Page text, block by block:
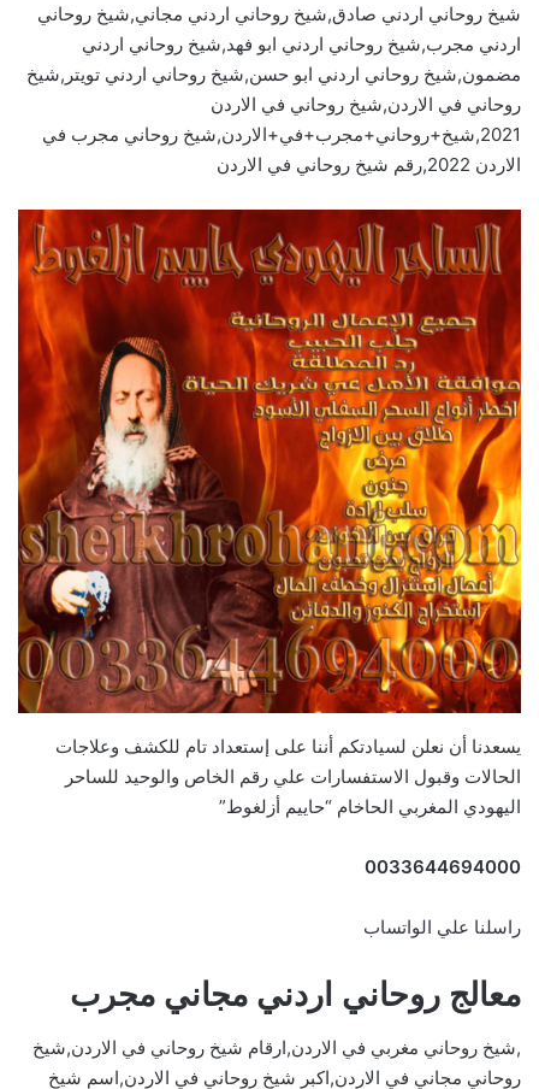
شيخ روحاني اردني صادق,شيخ روحاني اردني مجاني,شيخ روحاني
اردني مجرب,شيخ روحاني اردني ابو فهد,شيخ روحاني اردني
مضمون,شيخ روحاني اردني ابو حسن,شيخ روحاني اردني تويتر,شيخ
روحاني في الاردن,شيخ روحاني في الاردن
2021,شيخ+روحاني+مجرب+في+الاردن,شيخ روحاني مجرب في
الاردن 2022,رقم شيخ روحاني في الاردن
يسعدنا أن نعلن لسيادتكم أننا على إستعداد تام للكشف وعلاجات
الحالات وقبول الاستفسارات علي رقم الخاص والوحيد للساحر
اليهودي المغربي الحاخام “حاييم أزلغوط”
0033644694000
راسلنا علي الواتساب
معالج روحاني اردني مجاني مجرب
,شيخ روحاني مغربي في الاردن,ارقام شيخ روحاني في الاردن,شيخ
روحاني مجاني في الاردن,اكبر شيخ روحاني في الاردن,اسم شيخ